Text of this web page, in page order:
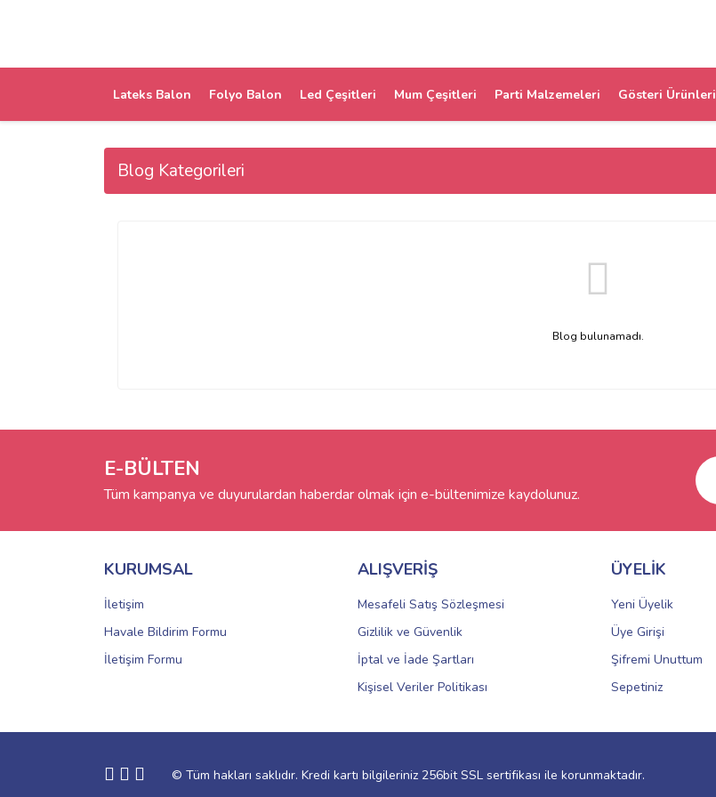
Lateks Balon Folyo Balon Led Çeşitleri Mum Çeşitleri Parti Malzemeleri Gösteri Ürünleri
Blog Kategorileri
Blog bulunamadı.
E-BÜLTEN
Tüm kampanya ve duyurulardan haberdar olmak için e-bültenimize kaydolunuz.
KURUMSAL
İletişim
Havale Bildirim Formu
İletişim Formu
ALIŞVERİŞ
Mesafeli Satış Sözleşmesi
Gizlilik ve Güvenlik
İptal ve İade Şartları
Kişisel Veriler Politikası
ÜYELİK
Yeni Üyelik
Üye Girişi
Şifremi Unuttum
Sepetiniz
© Tüm hakları saklıdır. Kredi kartı bilgileriniz 256bit SSL sertifikası ile korunmaktadır.